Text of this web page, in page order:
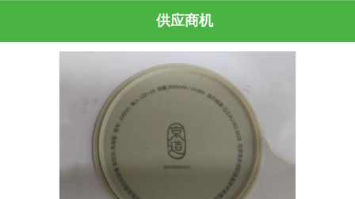
供应商机